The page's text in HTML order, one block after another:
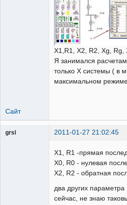
Х1,R1, Х2, R2, Хg, Rg,
Я занимался
только Х системы ( в
максимальном
Сайт
grsl 2011-01-27 21:02:45
X1, R1 -прямая
Х0, R0 - нулевая
Х2, R2 - обратная
два других
сейчас, не знаю